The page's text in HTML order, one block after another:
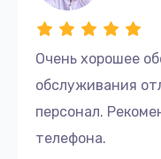
Очень хорошее
обслуживания
персонал.
телефона.